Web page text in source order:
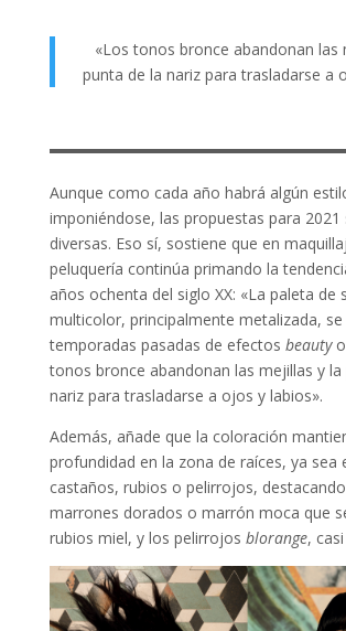
«Los tonos bronce abandonan las
punta de la nariz para trasladarse a
Aunque como cada año habrá algún
imponiéndose, las propuestas para 2021
diversas. Eso sí, sostiene que en
peluquería continúa primando la
años ochenta del siglo XX: «La paleta de
multicolor, principalmente metalizada,
temporadas pasadas de efectos beautyo
tonos bronce abandonan las mejillas y la
nariz para trasladarse a ojos y labios».
Además, añade que la coloración
profundidad en la zona de raíces, ya sea
castaños, rubios o pelirrojos,
marrones dorados o marrón moca que
rubios miel, y los pelirrojos blorange,